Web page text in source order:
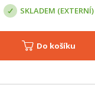
SKLADEM (EXTERNÍ)
Do košíku